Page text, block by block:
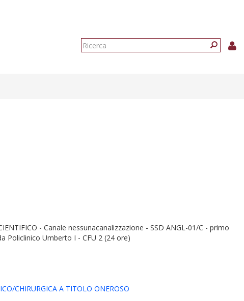
Form
- Canale nessunacanalizzazione - SSD ANGL-01/C - primo
Policlinico Umberto I - CFU 2 (24 ore)
CHIRURGICA A TITOLO ONEROSO